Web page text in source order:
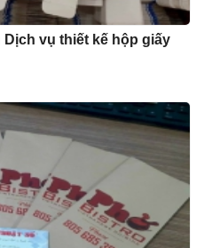
vụ thiết kế hộp giấy